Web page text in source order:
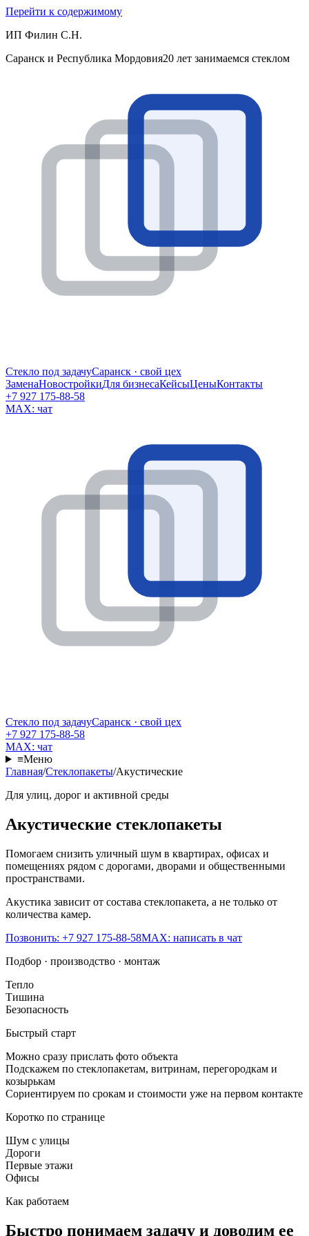
Перейти к содержимому
ИП Филин С.Н.
Саранск и Республика Мордовия20 лет занимаемся стеклом
Стекло под задачуСаранск · свой цех
ЗаменаНовостройкиДля бизнесаКейсыЦеныКонтакты
+7 927 175-88-58
MAX: чат
Стекло под задачуСаранск · свой цех
+7 927 175-88-58
MAX: чат
≡Меню
Главная/Стеклопакеты/Акустические
Для улиц, дорог и активной среды
Акустические стеклопакеты
Помогаем снизить уличный шум в квартирах, офисах и
помещениях рядом с дорогами, дворами и общественными
пространствами.
Акустика зависит от состава стеклопакета, а не только от
количества камер.
Позвонить: +7 927 175-88-58MAX: написать в чат
Подбор · производство · монтаж
Тепло
Тишина
Безопасность
Быстрый старт
Можно сразу прислать фото объекта
Подскажем по стеклопакетам, витринам, перегородкам и
козырькам
Сориентируем по срокам и стоимости уже на первом контакте
Коротко по странице
Шум с улицы
Дороги
Первые этажи
Офисы
Как работаем
Быстро понимаем задачу и доводим ее